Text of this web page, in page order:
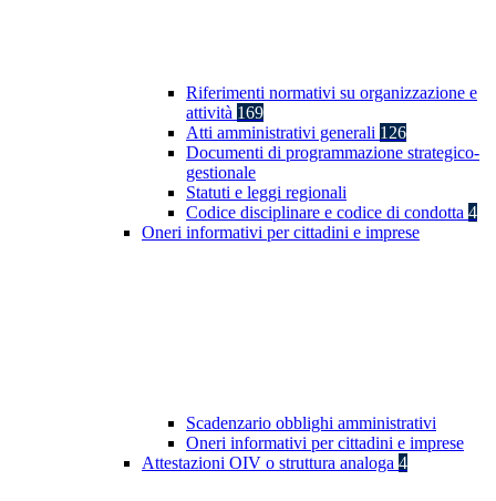
Riferimenti normativi su organizzazione e
attività 169
Atti amministrativi generali 126
Documenti di programmazione strategico-
gestionale
Statuti e leggi regionali
Codice disciplinare e codice di condotta 4
Oneri informativi per cittadini e imprese
Scadenzario obblighi amministrativi
Oneri informativi per cittadini e imprese
Attestazioni OIV o struttura analoga 4